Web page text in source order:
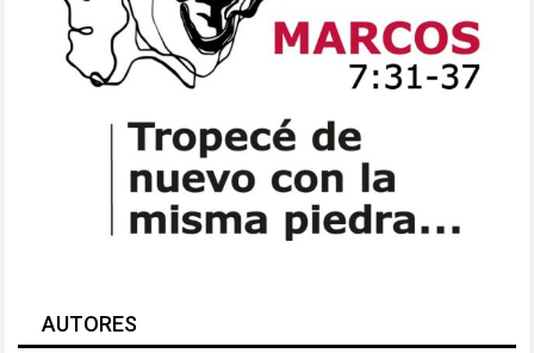
AUTORES